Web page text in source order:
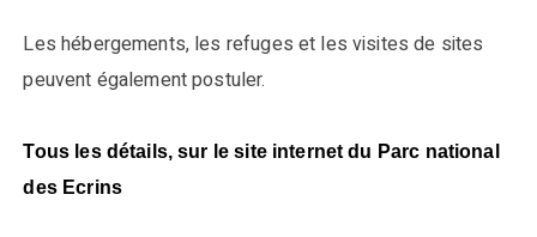
Les hébergements, les refuges et les visites de sites
peuvent également postuler.
Tous les détails, sur le site internet du Parc national
des Ecrins